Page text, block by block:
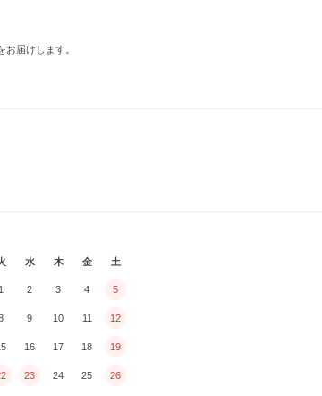
届けします。
水 木 金 土
1 2 3 4 5
9 10 11 12
16 17 18 19
23 24 25 26